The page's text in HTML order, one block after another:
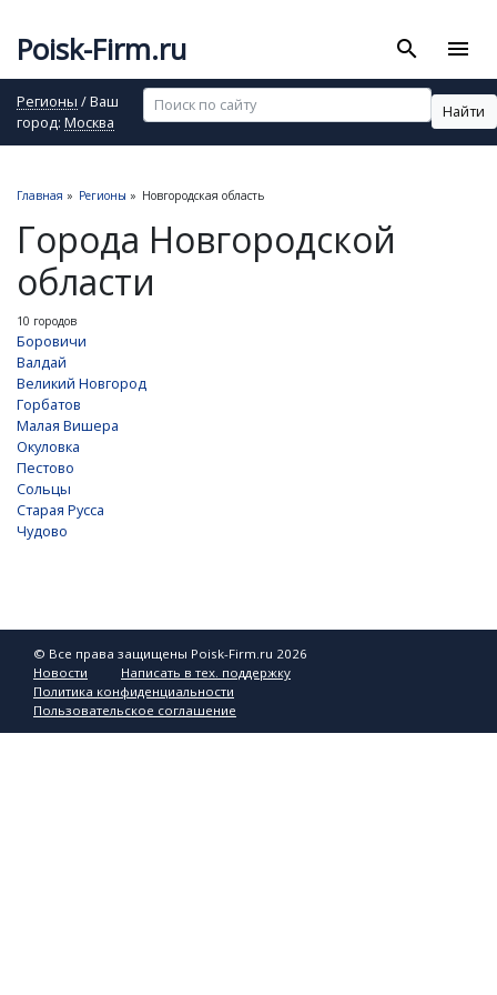
Poisk-Firm.ru search menu
Регионы / Ваш
город: Москва
Найти
Главная » Регионы » Новгородская область
Города Новгородской
области
10 городов
Боровичи
Валдай
Великий Новгород
Горбатов
Малая Вишера
Окуловка
Пестово
Сольцы
Старая Русса
Чудово
© Все права защищены Poisk-Firm.ru 2026
Новости
Написать в тех. поддержку
Политика конфиденциальности
Пользовательское соглашение